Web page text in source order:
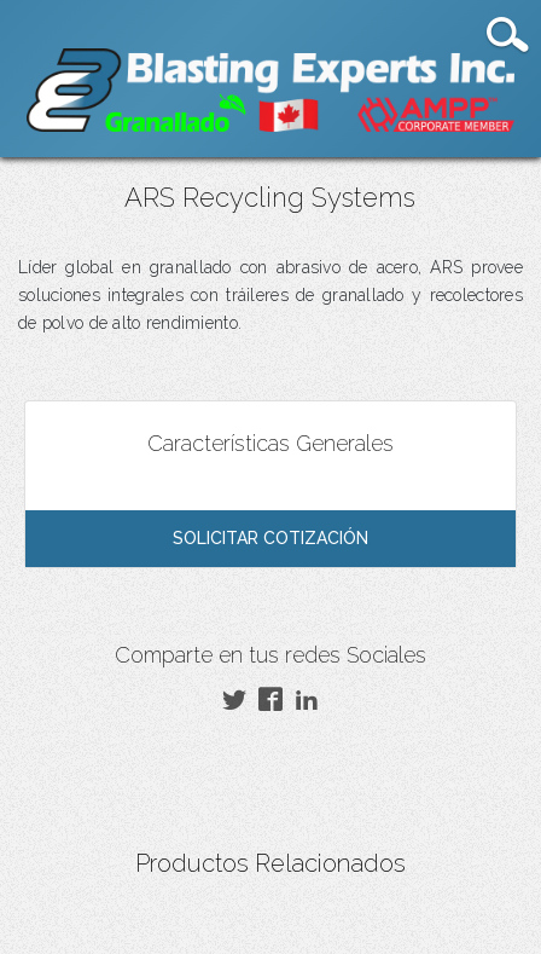
ARS Recycling Systems
Líder global en granallado con abrasivo de acero, ARS provee
soluciones integrales con tráileres de granallado y recolectores
de polvo de alto rendimiento.
Características Generales
SOLICITAR COTIZACIÓN
Comparte en tus redes Sociales
Productos Relacionados